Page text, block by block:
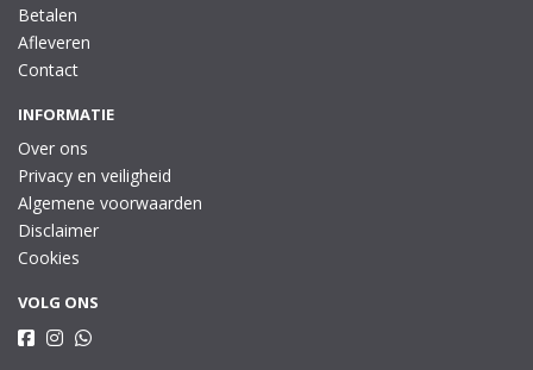
Betalen
Afleveren
Contact
INFORMATIE
Over ons
Privacy en veiligheid
Algemene voorwaarden
Disclaimer
Cookies
VOLG ONS